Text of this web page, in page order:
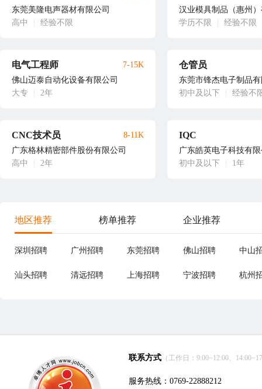
东莞美隆电声器材有限公司
高中
经验不限
汉业模具制品（惠州
学历不限
经验不限
电气工程师
佛山迈泰自动化设备有限公司
大专
2年
7-15K 仓管员
东莞市锋杰电子制品
初中及以下
经验不
CNC技术员
广东格林精密部件股份有限公司
高中
2年
8-11K IQC
广东皓英电子科技有
初中及以下
1年
地区推荐 榜单推荐 企业推荐
深圳招聘 广州招聘 东莞招聘 佛山招聘 中山
汕头招聘 清远招聘 上海招聘 宁波招聘 杭州
联系方式 （工作日：9:00~12:00、
服务热线：0769-22888212